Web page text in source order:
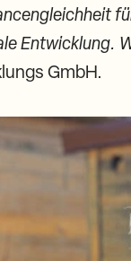
Entwicklung.
GmbH.